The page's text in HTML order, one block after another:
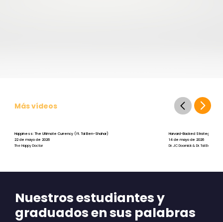
Más vídeos
Happiness: The Ultimate Currency (ft. Tal Ben-Shahar)
22 de mayo de 2026
The Happy Doctor
Harvard-Backed Strategies for
14 de mayo de 2026
Dr. JC Doornick & Dr. Tal Ben-
Nuestros estudiantes y
graduados en sus palabras